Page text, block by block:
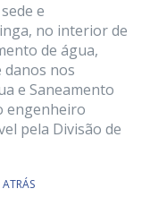
e
no interior de
de água,
danos nos
e Saneamento
engenheiro
pela Divisão de